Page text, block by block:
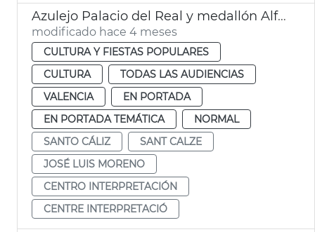
Azulejo Palacio del Real y medallón Alfons el Magnànim, en el Centro Interpretación Santo Cáliz València
modificado hace 4 meses
CULTURA Y FIESTAS POPULARES
CULTURA
TODAS LAS AUDIENCIAS
VALENCIA
EN PORTADA
EN PORTADA TEMÁTICA
NORMAL
SANTO CÁLIZ
SANT CALZE
JOSÉ LUIS MORENO
CENTRO INTERPRETACIÓN
CENTRE INTERPRETACIÓ